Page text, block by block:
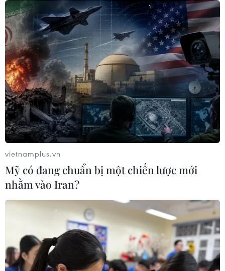
vietnamplus.vn
Mỹ có đang chuẩn bị một chiến lược mới
nhằm vào Iran?